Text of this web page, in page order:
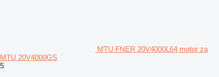
MTU FNER 20V4000L64 motor za
MTU 20V4000GS
5